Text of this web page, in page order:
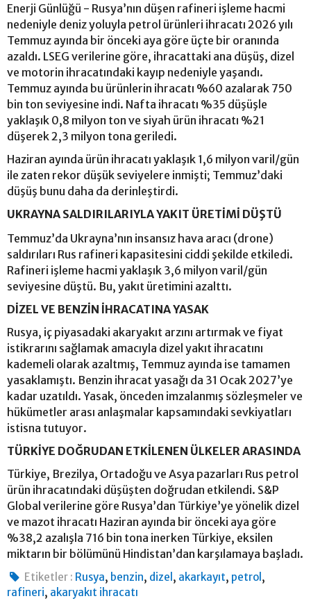
Enerji Günlüğü - Rusya’nın düşen rafineri işleme hacmi
nedeniyle deniz yoluyla petrol ürünleri ihracatı 2026 yılı
Temmuz ayında bir önceki aya göre üçte bir oranında
azaldı. LSEG verilerine göre, ihracattaki ana düşüş, dizel
ve motorin ihracatındaki kayıp nedeniyle yaşandı.
Temmuz ayında bu ürünlerin ihracatı %60 azalarak 750
bin ton seviyesine indi. Nafta ihracatı %35 düşüşle
yaklaşık 0,8 milyon ton ve siyah ürün ihracatı %21
düşerek 2,3 milyon tona geriledi.
Haziran ayında ürün ihracatı yaklaşık 1,6 milyon varil/gün
ile zaten rekor düşük seviyelere inmişti; Temmuz’daki
düşüş bunu daha da derinleştirdi.
UKRAYNA SALDIRILARIYLA YAKIT ÜRETİMİ DÜŞTÜ
Temmuz’da Ukrayna’nın insansız hava aracı (drone)
saldırıları Rus rafineri kapasitesini ciddi şekilde etkiledi.
Rafineri işleme hacmi yaklaşık 3,6 milyon varil/gün
seviyesine düştü. Bu, yakıt üretimini azalttı.
DİZEL VE BENZİN İHRACATINA YASAK
Rusya, iç piyasadaki akaryakıt arzını artırmak ve fiyat
istikrarını sağlamak amacıyla dizel yakıt ihracatını
kademeli olarak azaltmış, Temmuz ayında ise tamamen
yasaklamıştı. Benzin ihracat yasağı da 31 Ocak 2027’ye
kadar uzatıldı. Yasak, önceden imzalanmış sözleşmeler ve
hükümetler arası anlaşmalar kapsamındaki sevkiyatları
istisna tutuyor.
TÜRKİYE DOĞRUDAN ETKİLENEN ÜLKELER ARASINDA
Türkiye, Brezilya, Ortadoğu ve Asya pazarları Rus petrol
ürün ihracatındaki düşüşten doğrudan etkilendi. S&P
Global verilerine göre Rusya’dan Türkiye’ye yönelik dizel
ve mazot ihracatı Haziran ayında bir önceki aya göre
%38,2 azalışla 716 bin tona inerken Türkiye, eksilen
miktarın bir bölümünü Hindistan’dan karşılamaya başladı.
Etiketler : Rusya, benzin, dizel , akarkayıt, petrol ,
rafineri, akaryakıt ihracatı